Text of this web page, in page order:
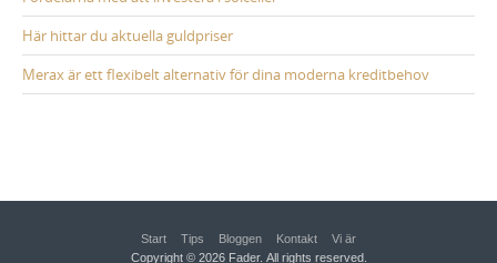
Här hittar du aktuella guldpriser
Merax är ett flexibelt alternativ för dina moderna kreditbehov
Start Tips Bloggen Kontakt
Vi är
Copyright © 2026 Fader. All rights reserved.